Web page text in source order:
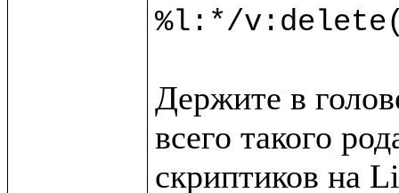
Держите в
всего такого